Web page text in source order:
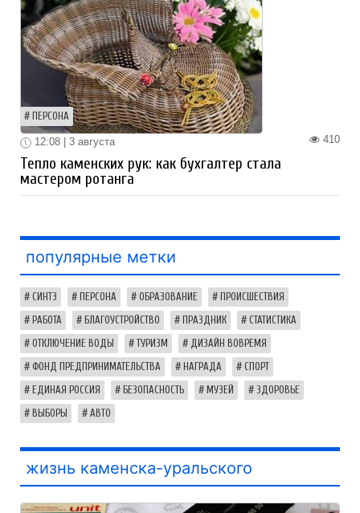
ПЕРСОНА
410
12:08 | 3 августа
Тепло каменских рук: как бухгалтер стала
мастером ротанга
популярные метки
СИНТЗ ПЕРСОНА ОБРАЗОВАНИЕ ПРОИСШЕСТВИЯ
РАБОТА БЛАГОУСТРОЙСТВО ПРАЗДНИК СТАТИСТИКА
ОТКЛЮЧЕНИЕ ВОДЫ ТУРИЗМ ДИЗАЙН ВОВРЕМЯ
ФОНД ПРЕДПРИНИМАТЕЛЬСТВА НАГРАДА СПОРТ
ЕДИНАЯ РОССИЯ БЕЗОПАСНОСТЬ МУЗЕЙ ЗДОРОВЬЕ
ВЫБОРЫ АВТО
жизнь каменска-уральского